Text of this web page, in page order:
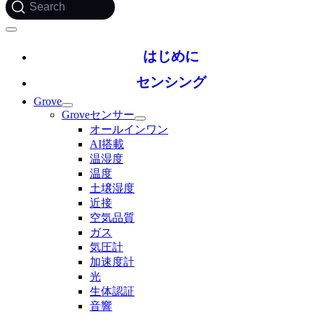
Search
はじめに
センシング
Grove
Groveセンサー
オールインワン
AI搭載
温湿度
温度
土壌湿度
近接
空気品質
ガス
気圧計
加速度計
光
生体認証
音響